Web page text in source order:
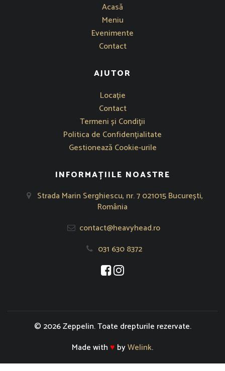
Acasă
Meniu
Evenimente
Contact
AJUTOR
Se deschide într-o fereastră nouă
Locație
Contact
Termeni și Condiţii
Politica de Confidențialitate
Gestionează Cookie-urile
INFORMAȚIILE NOASTRE
Strada Marin Serghiescu, nr. 7 021015 București,
România
contact@heavyhead.ro
031 630 8372
Se deschide într-o fereastră nouă
Se deschide într-o fereastră
© 2026 Zeppelin. Toate drepturile rezervate.
Made with♥ byWelink.